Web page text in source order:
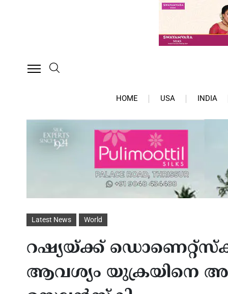
HOME USA INDIA
Latest News World
റഷ്യയ്ക്ക്
ആവശ്യം യുക്രയിനെ